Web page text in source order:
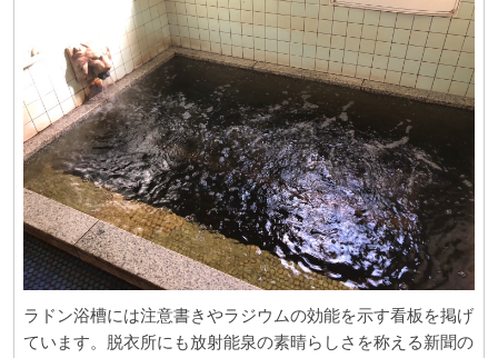
ラドン浴槽には注意書きやラジウムの効能を示す看板を掲げ
ています。脱衣所にも放射能泉の素晴らしさを称える新聞の